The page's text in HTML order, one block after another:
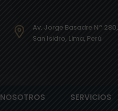
Av. Jorge Basadre Nº 280,
San Isidro, Lima, Perú​
NOSOTROS SERVICIOS